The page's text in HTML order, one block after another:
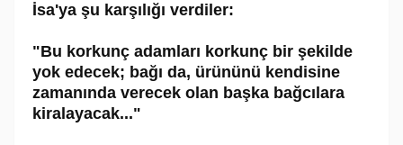
İsa'ya şu karşılığı verdiler:
"Bu korkunç adamları korkunç bir şekilde
yok edecek; bağı da, ürününü kendisine
zamanında verecek olan başka bağcılara
kiralayacak..."